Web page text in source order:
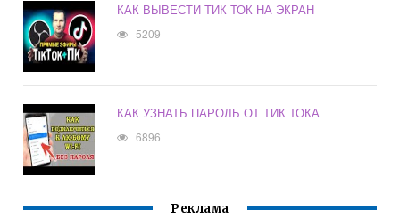
КАК ВЫВЕСТИ ТИК ТОК НА ЭКРАН
5209
КАК УЗНАТЬ ПАРОЛЬ ОТ ТИК ТОКА
6896
Реклама